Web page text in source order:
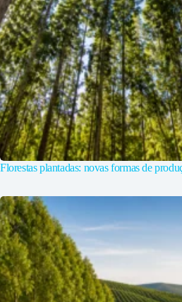
Florestas plantadas: novas formas de